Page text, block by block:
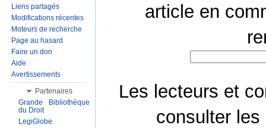
article en
Les lecteurs et
consulter les
Liens partagés
Modifications récentes
Moteurs de recherche
Page au hasard
Faire un don
Aide
Avertissements
Partenaires
Grande Bibliothèque
du Droit
LegiGlobe